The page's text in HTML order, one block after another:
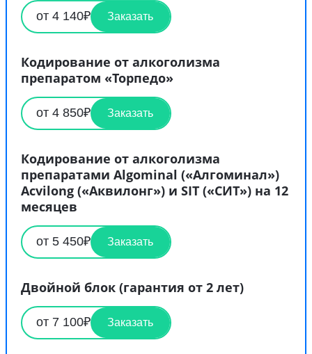
от 4 140₽ Заказать
Кодирование от алкоголизма
препаратом «Торпедо»
от 4 850₽ Заказать
Кодирование от алкоголизма
препаратами Algominal («Алгоминал»)
Acvilong («Аквилонг») и SIT («СИТ») на 12
месяцев
от 5 450₽ Заказать
Двойной блок (гарантия от 2 лет)
от 7 100₽ Заказать